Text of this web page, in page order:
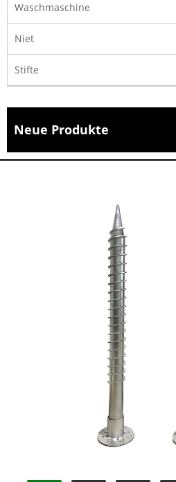
Waschmaschine
Niet
Stifte
Neue Produkte